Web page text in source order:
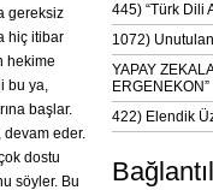
gereksiz
hiç itibar
hekime
bu ya,
başlar.
devam eder.
dostu
söyler. Bu
445) “Türk Dili
1072) Unutulan
YAPAY
ERGENEKON”
422) Elendik